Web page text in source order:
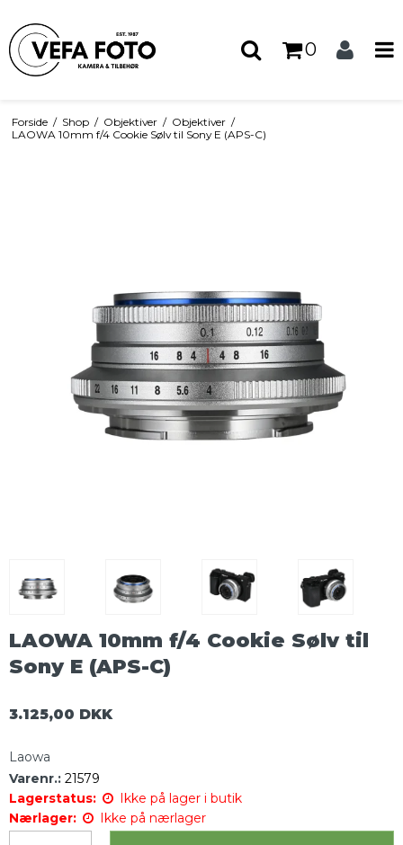
0
Forside / Shop / Objektiver / Objektiver /
LAOWA 10mm f/4 Cookie Sølv til Sony E (APS-C)
LAOWA 10mm f/4 Cookie Sølv til
Sony E (APS-C)
3.125,00 DKK
Laowa
Varenr.: 21579
Lagerstatus:
Ikke på lager i butik
Nærlager:
Ikke på nærlager